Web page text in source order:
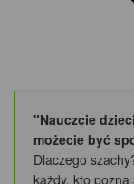
"Nauczcie
możecie być
Dlaczego
każdy, kto